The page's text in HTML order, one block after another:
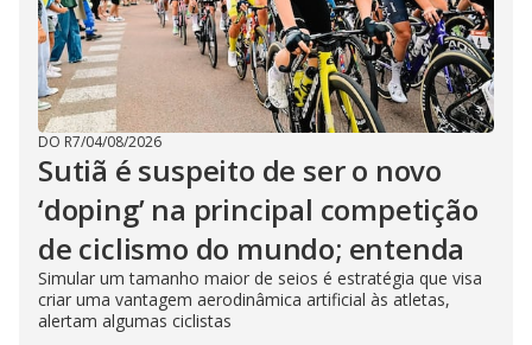
DO R7/04/08/2026
Sutiã é suspeito de ser o novo
‘doping’ na principal competição
de ciclismo do mundo; entenda
Simular um tamanho maior de seios é estratégia que visa
criar uma vantagem aerodinâmica artificial às atletas,
alertam algumas ciclistas